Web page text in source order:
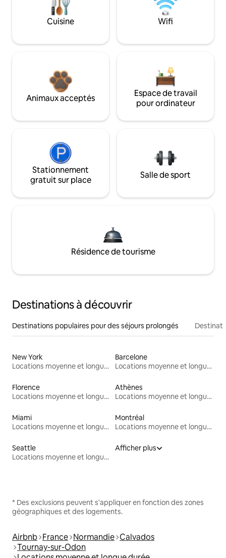
Cuisine Wifi
Animaux acceptés
Espace de travail
pour ordinateur
Stationnement
gratuit sur place
Salle de sport
Résidence de tourisme
Destinations à découvrir
Destinations populaires pour des séjours prolongés
New York
Locations moyenne et longue durée
Barcelone
Locations moyenne et longue durée
Florence
Locations moyenne et longue durée
Athènes
Locations moyenne et longue durée
Miami
Locations moyenne et longue durée
Montréal
Locations moyenne et longue durée
Seattle
Locations moyenne et longue durée
Afficher plus
* Des exclusions peuvent s'appliquer en fonction des zones
géographiques et des logements.
Airbnb France Normandie Calvados
Tournay-sur-Odon